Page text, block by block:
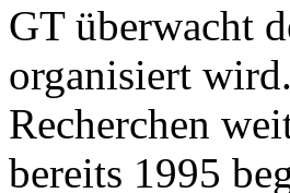
GT überwacht
organisiert
Recherchen
bereits 1995